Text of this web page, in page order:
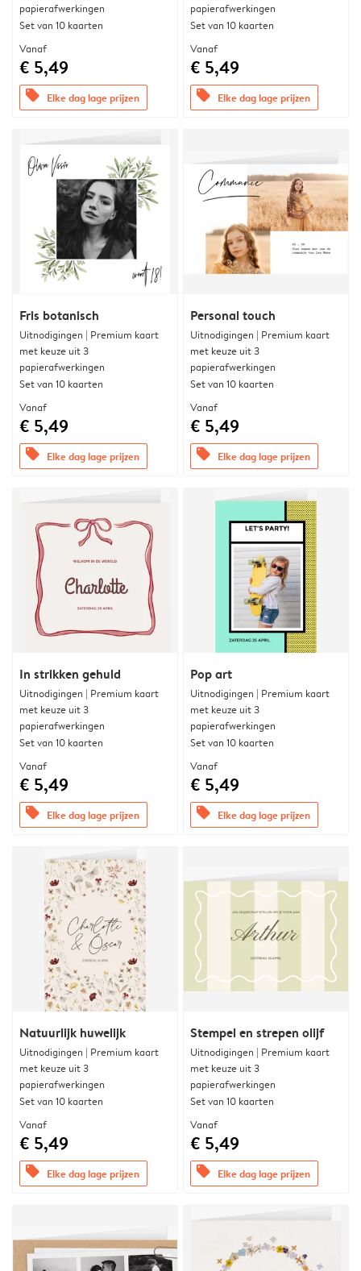
papierafwerkingen
Set van 10 kaarten
Vanaf
€ 5,49
offers Elke dag lage prijzen
papierafwerkingen
Set van 10 kaarten
Vanaf
€ 5,49
offers Elke dag lage prijzen
Fris botanisch
Uitnodigingen | Premium kaart
met keuze uit 3
papierafwerkingen
Set van 10 kaarten
Vanaf
€ 5,49
offers Elke dag lage prijzen
Personal touch
Uitnodigingen | Premium kaart
met keuze uit 3
papierafwerkingen
Set van 10 kaarten
Vanaf
€ 5,49
offers Elke dag lage prijzen
In strikken gehuld
Uitnodigingen | Premium kaart
met keuze uit 3
papierafwerkingen
Set van 10 kaarten
Vanaf
€ 5,49
offers Elke dag lage prijzen
Pop art
Uitnodigingen | Premium kaart
met keuze uit 3
papierafwerkingen
Set van 10 kaarten
Vanaf
€ 5,49
offers Elke dag lage prijzen
Natuurlijk huwelijk
Uitnodigingen | Premium kaart
met keuze uit 3
papierafwerkingen
Set van 10 kaarten
Vanaf
€ 5,49
offers Elke dag lage prijzen
Stempel en strepen olijf
Uitnodigingen | Premium kaart
met keuze uit 3
papierafwerkingen
Set van 10 kaarten
Vanaf
€ 5,49
offers Elke dag lage prijzen